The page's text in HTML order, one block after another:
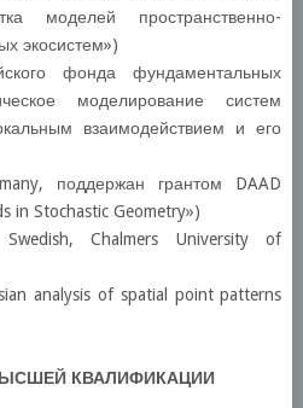
моделей пространственно-
экосистем»)
фонда фундаментальных
моделирование систем
взаимодействием и его
поддержан грантом DAAD
in Stochastic Geometry»)
Chalmers University of
analysis of spatial point patterns
КВАЛИФИКАЦИИ